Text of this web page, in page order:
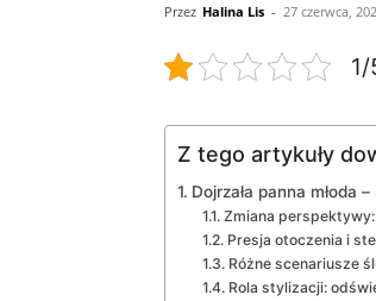
Przez Halina Lis - 27 czerwca,
Z tego artykuły
Dojrzała panna młoda
Zmiana
Presja otoczenia i
Różne scenariusze
Rola stylizacji: